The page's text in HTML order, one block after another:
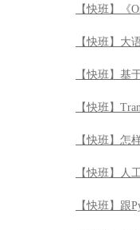
【快班】《
【快班】大
【快班】基
【快班】
【快班】怎
【快班】人
【快班】跟